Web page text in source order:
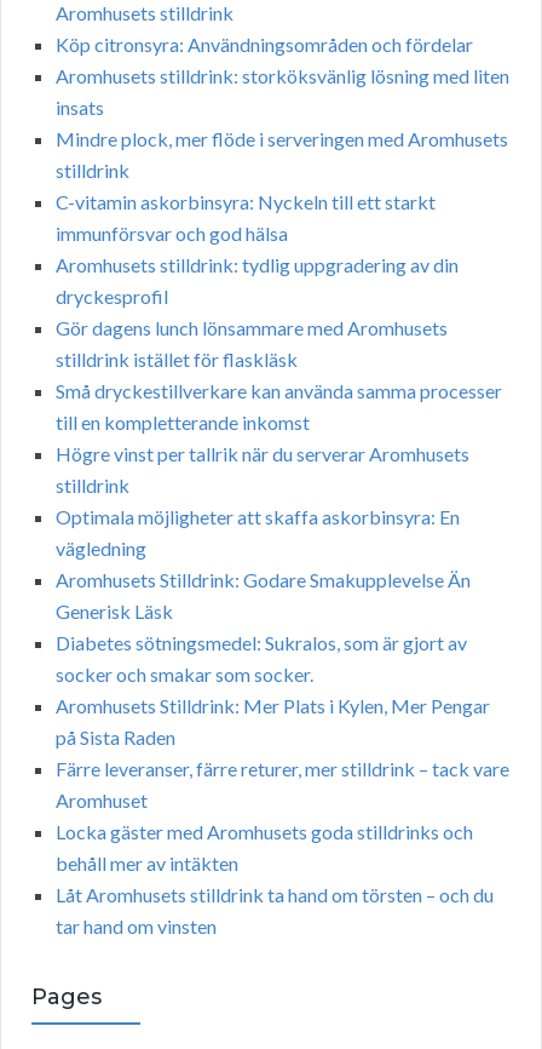
Aromhusets stilldrink
Köp citronsyra: Användningsområden och fördelar
Aromhusets stilldrink: storköksvänlig lösning med liten
insats
Mindre plock, mer flöde i serveringen med Aromhusets
stilldrink
C-vitamin askorbinsyra: Nyckeln till ett starkt
immunförsvar och god hälsa
Aromhusets stilldrink: tydlig uppgradering av din
dryckesprofil
Gör dagens lunch lönsammare med Aromhusets
stilldrink istället för flaskläsk
Små dryckestillverkare kan använda samma processer
till en kompletterande inkomst
Högre vinst per tallrik när du serverar Aromhusets
stilldrink
Optimala möjligheter att skaffa askorbinsyra: En
vägledning
Aromhusets Stilldrink: Godare Smakupplevelse Än
Generisk Läsk
Diabetes sötningsmedel: Sukralos, som är gjort av
socker och smakar som socker.
Aromhusets Stilldrink: Mer Plats i Kylen, Mer Pengar
på Sista Raden
Färre leveranser, färre returer, mer stilldrink – tack vare
Aromhuset
Locka gäster med Aromhusets goda stilldrinks och
behåll mer av intäkten
Låt Aromhusets stilldrink ta hand om törsten – och du
tar hand om vinsten
Pages